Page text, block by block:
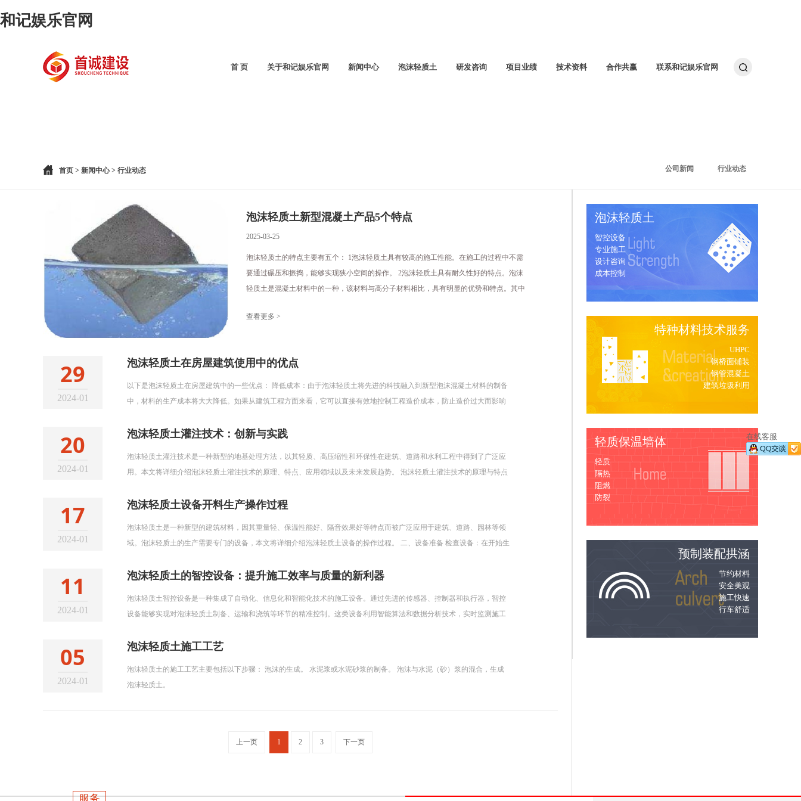
和记娱乐官网
首 页 关于和记娱乐官网 新闻中心 泡沫轻质土 研发咨询 项目业绩 技术资料 合作共赢 联系和记娱乐官网
首页 > 新闻中心> 行业动态 公司新闻 行业动态
泡沫轻质土新型混凝土产品5个特点
2025-03-25
泡沫轻质土的特点主要有五个： 1泡沫轻质土具有较高的施工性能。在施工的过程中不需
要通过碾压和振捣，能够实现狭小空间的操作。 2泡沫轻质土具有耐久性好的特点。泡沫
轻质土是混凝土材料中的一种，该材料与高分子材料相比，具有明显的优势和特点。其中
性，可通过利用泥浆泵等等机具来进行施工，运送距离较远。 4泡沫轻质土因为其强度较
查看更多 >
29
2024-01
泡沫轻质土在房屋建筑使用中的优点
以下是泡沫轻质土在房屋建筑中的一些优点： 降低成本：由于泡沫轻质土将先进的科技融入到新型泡沫混凝土材料的制备
中，材料的生产成本将大大降低。如果从建筑工程方面来看，它可以直接有效地控制工程造价成本，防止造价过大而影响
20
2024-01
泡沫轻质土灌注技术：创新与实践
泡沫轻质土灌注技术是一种新型的地基处理方法，以其轻质、高压缩性和环保性在建筑、道路和水利工程中得到了广泛应
用。本文将详细介绍泡沫轻质土灌注技术的原理、特点、应用领域以及未来发展趋势。 泡沫轻质土灌注技术的原理与特点
17
2024-01
泡沫轻质土设备开料生产操作过程
泡沫轻质土是一种新型的建筑材料，因其重量轻、保温性能好、隔音效果好等特点而被广泛应用于建筑、道路、园林等领
域。泡沫轻质土的生产需要专门的设备，本文将详细介绍泡沫轻质土设备的操作过程。 二、设备准备 检查设备：在开始生
料：根据生产需要，准备好适量的发泡剂、水泥、水等原材料。
11
2024-01
泡沫轻质土的智控设备：提升施工效率与质量的新利器
泡沫轻质土智控设备是一种集成了自动化、信息化和智能化技术的施工设备。通过先进的传感器、控制器和执行器，智控
设备能够实现对泡沫轻质土制备、运输和浇筑等环节的精准控制。这类设备利用智能算法和数据分析技术，实时监测施工
沫轻质土的制备过程中发挥着关键作用。通过精准控制发泡剂的配比和混合时间，确保泡沫轻质土的各项性能指标满足设
05
2024-01
泡沫轻质土施工工艺
泡沫轻质土的施工工艺主要包括以下步骤： 泡沫的生成。 水泥浆或水泥砂浆的制备。 泡沫与水泥（砂）浆的混合，生成
泡沫轻质土。
上一页 1 2 3 下一页
泡沫轻质土
智控设备
专业施工
设计咨询
成本控制
特种材料技术服务
UHPC
钢桥面铺装
钢管混凝土
建筑垃圾利用
轻质保温墙体
轻质
隔热
阻燃
防裂
预制装配拱涵
节约材料
安全美观
施工快速
行车舒适
服务
在线客服